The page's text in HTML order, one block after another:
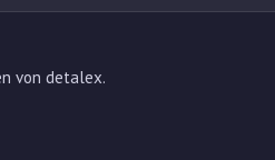
von detalex.